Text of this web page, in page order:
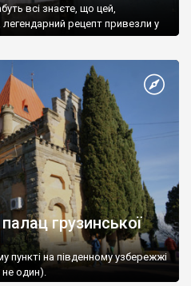
всі знаєте, що цей,
легендарний рецепт привезли у
грузинської
на південному узбережжі
не один).